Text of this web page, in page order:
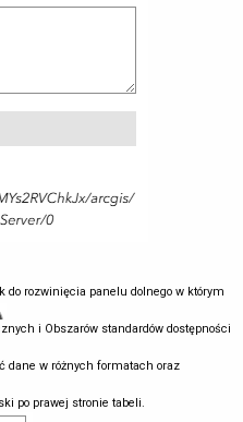
rozwinięcia panelu dolnego w którym
i Obszarów standardów dostępności
dane w różnych formatach oraz
po prawej stronie tabeli.